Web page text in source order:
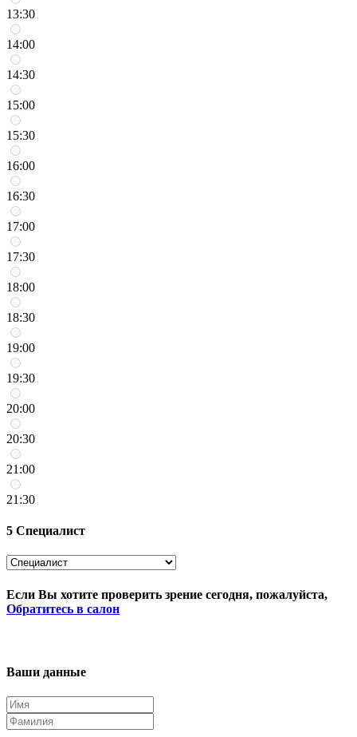
13:30
14:00
14:30
15:00
15:30
16:00
16:30
17:00
17:30
18:00
18:30
19:00
19:30
20:00
20:30
21:00
21:30
5 Специалист
Если Вы хотите проверить зрение сегодня, пожалуйста,
Обратитесь в салон
Ваши данные